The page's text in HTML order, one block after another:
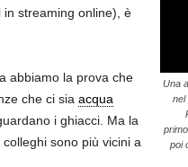
Una
nel
poi
streaming online), è
abbiamo la prova che
che ci sia acqua
i ghiacci. Ma la
sono più vicini a